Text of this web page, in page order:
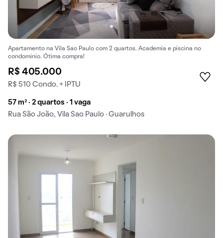
Apartamento na Vila Sao Paulo com 2 quartos. Academia e piscina no
condomínio. Ótima compra!
R$ 405.000
R$ 510 Condo. + IPTU
57 m² · 2 quartos · 1 vaga
Rua São João, Vila Sao Paulo · Guarulhos